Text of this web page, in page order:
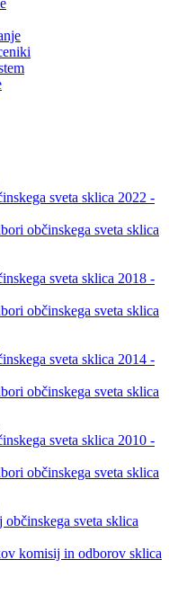
sveta sklica 2022 -
občinskega sveta sklica
sveta sklica 2018 -
občinskega sveta sklica
sveta sklica 2014 -
občinskega sveta sklica
sveta sklica 2010 -
občinskega sveta sklica
občinskega sveta sklica
komisij in odborov sklica